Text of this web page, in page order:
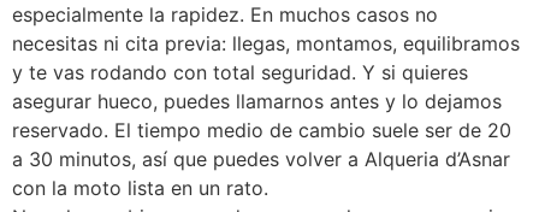
especialmente la rapidez. En muchos casos no
necesitas ni cita previa: llegas, montamos, equilibramos
y te vas rodando con total seguridad. Y si quieres
asegurar hueco, puedes llamarnos antes y lo dejamos
reservado. El tiempo medio de cambio suele ser de 20
a 30 minutos, así que puedes volver a Alqueria d’Asnar
con la moto lista en un rato.